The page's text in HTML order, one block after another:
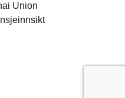
Union